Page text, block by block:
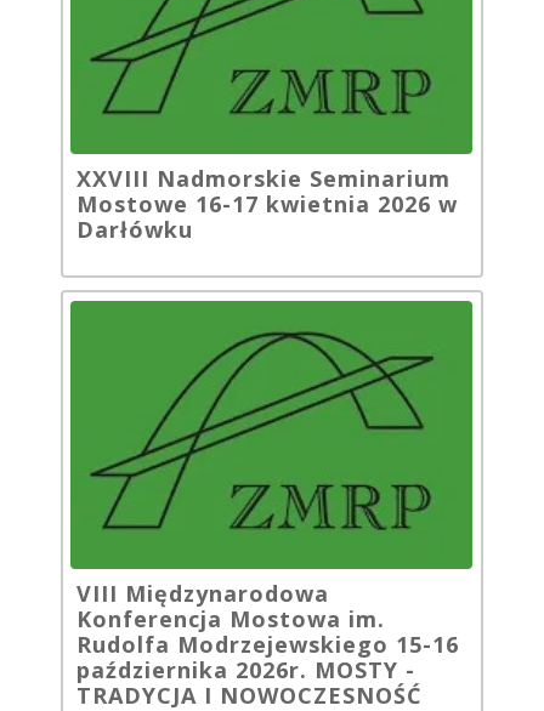
XXVIII Nadmorskie Seminarium
Mostowe 16-17 kwietnia 2026 w
Darłówku
VIII Międzynarodowa
Konferencja Mostowa im.
Rudolfa Modrzejewskiego 15-16
października 2026r. MOSTY -
TRADYCJA I NOWOCZESNOŚĆ